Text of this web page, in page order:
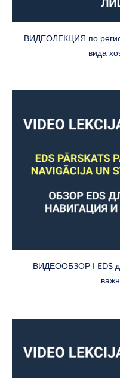
ВИДЕОЛЕКЦИЯ по
вида
ВИДЕООБЗОР I EDS